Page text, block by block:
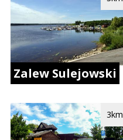
Zalew Sulejowski
3km